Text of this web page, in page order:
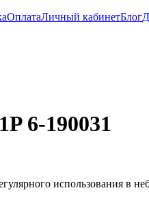
ОплатаЛичный кабинетБлог
6-190031
использования в